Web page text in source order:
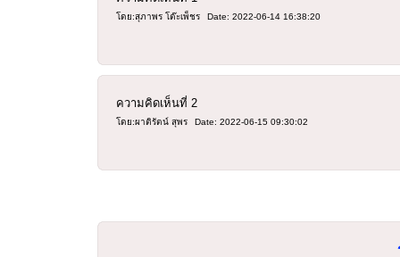
โดย:สุภาพร โต๊ะเพ็ชร Date: 2022-06-14 16:38:20
ความคิดเห็นที่ 2
โดย:ผาติรัตน์ สุพร Date: 2022-06-15 09:30:02